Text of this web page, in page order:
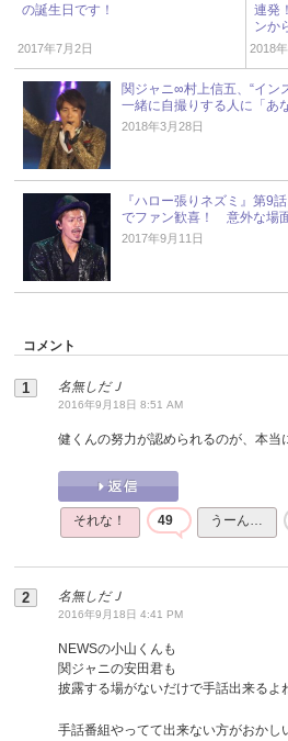
の誕生日です！
2017年7月2日
連発
ンか
2018
関ジャニ∞村上信五、“イ
一緒に自撮りする人に「あ
2018年3月28日
『ハロー張りネズミ』第9
でファン歓喜！ 意外な場
2017年9月11日
コメント
名無しだＪ
2016年9月18日 8:51 AM
健くんの努力が認められるのが、本当
それな！ 49 うーん…
名無しだＪ
2016年9月18日 4:41 PM
NEWSの小山くんも
関ジャニの安田君も
披露する場がないだけで手話出来るよ
手話番組やってて出来ない方がおかし